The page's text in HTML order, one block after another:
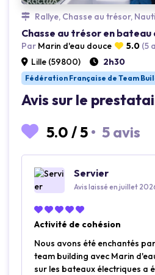
Rallye, Chasse au trésor,
Par Marin d'eau douce 5.0 (5
Lille (59800)
2h30
Fédération Française de Team
Avis sur le
5.0 /5 • 5 avis
Servier
Avis laissé en juillet
Activité de cohésion
Nous avons été enchantés
team building avec Marin
sur les bateaux électriques a